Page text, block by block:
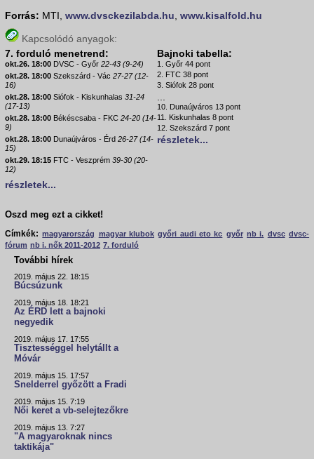
Forrás: MTI, www.dvsckezilabda.hu, www.kisalfold.hu
Kapcsolódó anyagok:
7. forduló menetrend:
okt.26. 18:00 DVSC - Győr 22-43 (9-24)
okt.28. 18:00 Szekszárd - Vác 27-27 (12-
16)
okt.28. 18:00 Siófok - Kiskunhalas 31-24
(17-13)
okt.28. 18:00 Békéscsaba - FKC 24-20 (14-
9)
okt.28. 18:00 Dunaújváros - Érd 26-27 (14-
15)
okt.29. 18:15 FTC - Veszprém 39-30 (20-
12)
részletek...
Bajnoki tabella:
1. Győr 44 pont
2. FTC 38 pont
3. Siófok 28 pont
...
10. Dunaújváros 13 pont
11. Kiskunhalas 8 pont
12. Szekszárd 7 pont
részletek...
Oszd meg ezt a cikket!
Címkék: magyarország magyar klubok győri audi eto kc győr nb i. dvsc dvsc-
fórum nb i. nők 2011-2012 7. forduló
További hírek
2019. május 22. 18:15
Búcsúzunk
2019. május 18. 18:21
Az ÉRD lett a bajnoki
negyedik
2019. május 17. 17:55
Tisztességgel helytállt a
Móvár
2019. május 15. 17:57
Snelderrel győzött a Fradi
2019. május 15. 7:19
Női keret a vb-selejtezőkre
2019. május 13. 7:27
"A magyaroknak nincs
taktikája"